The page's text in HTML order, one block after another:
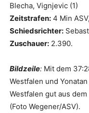
Blecha, Vignjevic (1)
Zeitstrafen: 4 Min
Schiedsrichter:
Zuschauer: 2.390.
Bildzeile: Mit dem
Westfalen und
Westfalen gut aus
(Foto Wegener/ASV).